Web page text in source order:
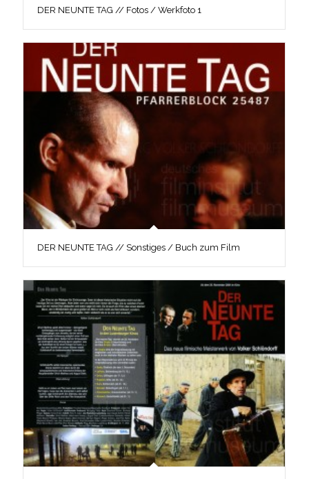
DER NEUNTE TAG // Fotos / Werkfoto 1
DER NEUNTE TAG // Sonstiges / Buch zum Film